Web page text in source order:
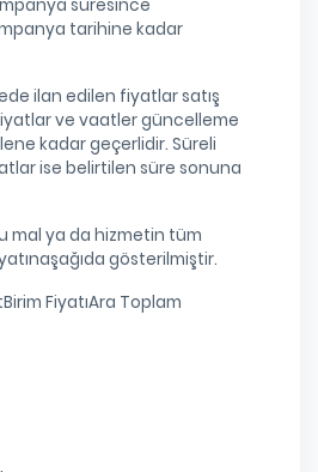
süresince
tarihine kadar
ilan edilen fiyatlar satış
ve vaatler güncelleme
kadar geçerlidir. Süreli
ise belirtilen süre sonuna
mal ya da hizmetin tüm
gösterilmiştir.
FiyatıAra Toplam